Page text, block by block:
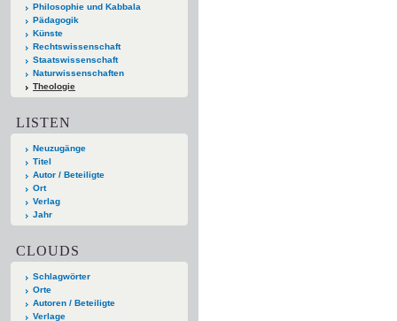
Philosophie und Kabbala
Pädagogik
Künste
Rechtswissenschaft
Staatswissenschaft
Naturwissenschaften
Theologie
LISTEN
Neuzugänge
Titel
Autor / Beteiligte
Ort
Verlag
Jahr
CLOUDS
Schlagwörter
Orte
Autoren / Beteiligte
Verlage